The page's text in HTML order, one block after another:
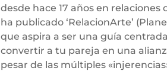
desde hace 17 años en relaciones
ha publicado ‘RelacionArte’
que aspira a ser una guía
convertir a tu pareja en una
pesar de las múltiples